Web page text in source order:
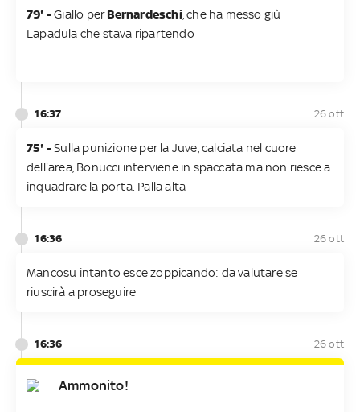
79' -Giallo perBernardeschi, che ha messo giù
Lapadula che stava ripartendo
16:37 26 ott
75' -Sulla punizione per la Juve, calciata nel cuore
dell'area, Bonucci interviene in spaccata ma non riesce a
inquadrare la porta. Palla alta
16:36 26 ott
Mancosu intanto esce zoppicando: da valutare se
riuscirà a proseguire
16:36 26 ott
Ammonito!